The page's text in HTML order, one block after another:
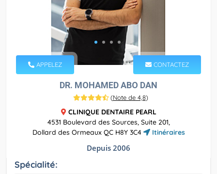
APPELEZ CONTACTEZ
DR. MOHAMED ABO DAN
(Note de 4,8)
CLINIQUE DENTAIRE PEARL
4531 Boulevard des Sources, Suite 201,
Dollard des Ormeaux QC H8Y 3C4
Itinéraires
Depuis 2006
Spécialité: